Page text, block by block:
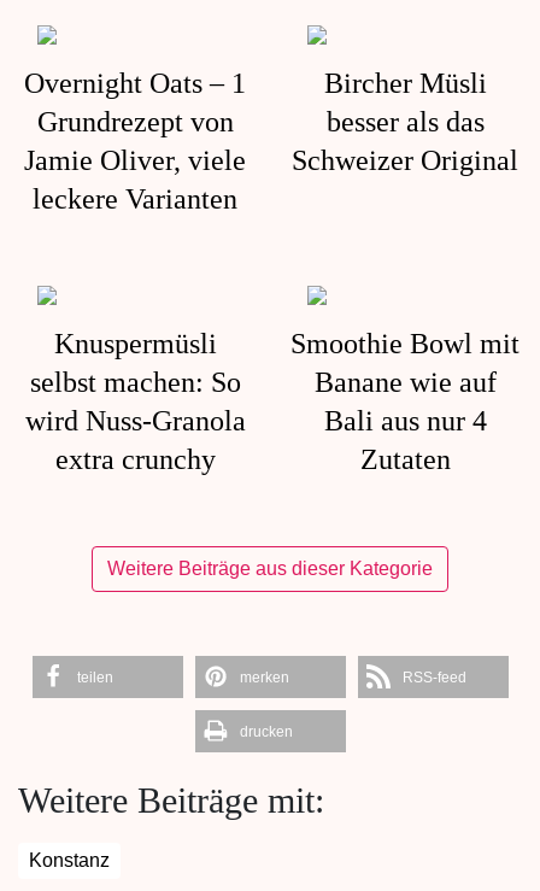
Overnight Oats – 1
Grundrezept von
Jamie Oliver, viele
leckere Varianten
Bircher Müsli
besser als das
Schweizer Original
Knuspermüsli
selbst machen: So
wird Nuss-Granola
extra crunchy
Smoothie Bowl mit
Banane wie auf
Bali aus nur 4
Zutaten
Weitere Beiträge aus dieser Kategorie
teilen merken RSS-feed
drucken
Weitere Beiträge mit:
Konstanz